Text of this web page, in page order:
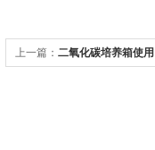
上一篇： 二氧化碳培养箱使